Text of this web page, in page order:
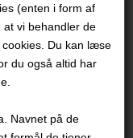
(enten i form af
vi behandler de
cookies. Du kan læse
du også altid har
Navnet på de
oplevelser
han begyndte
der var
sig ud i at